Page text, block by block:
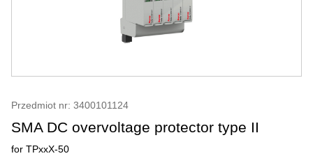
Przedmiot nr: 3400101124
SMA DC overvoltage protector type II
for TPxxX-50